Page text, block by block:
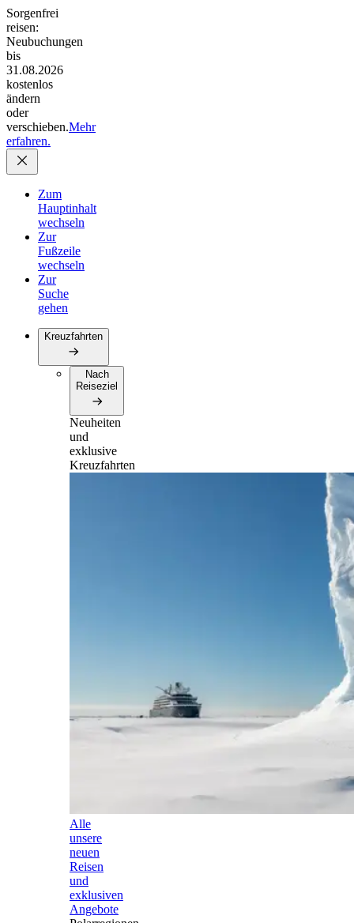
Sorgenfrei
reisen:
Neubuchungen
bis
31.08.2026
kostenlos
ändern
oder
verschieben.Mehr
erfahren.
Zum
Hauptinhalt
wechseln
Zur
Fußzeile
wechseln
Zur
Suche
gehen
Kreuzfahrten
Nach
Reiseziel
Neuheiten
und
exklusive
Kreuzfahrten
Alle
unsere
neuen
Reisen
und
exklusiven
Angebote